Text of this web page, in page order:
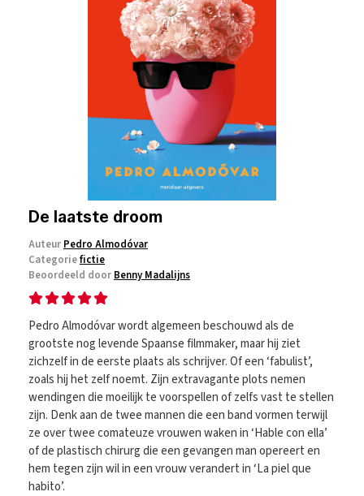
De laatste droom
Auteur Pedro Almodóvar
Categoriefictie
Beoordeeld door Benny Madalijns
Pedro Almodóvar wordt algemeen beschouwd als de
grootste nog levende Spaanse filmmaker, maar hij ziet
zichzelf in de eerste plaats als schrijver. Of een ‘fabulist’,
zoals hij het zelf noemt. Zijn extravagante plots nemen
wendingen die moeilijk te voorspellen of zelfs vast te stellen
zijn. Denk aan de twee mannen die een band vormen terwijl
ze over twee comateuze vrouwen waken in ‘Hable con ella’
of de plastisch chirurg die een gevangen man opereert en
hem tegen zijn wil in een vrouw verandert in ‘La piel que
habito’.